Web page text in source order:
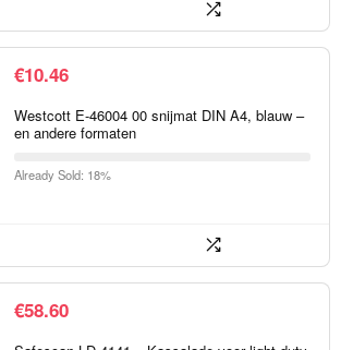
€10.46
Westcott E-46004 00 snijmat DIN A4, blauw –
en andere formaten
Already Sold: 18%
€58.60